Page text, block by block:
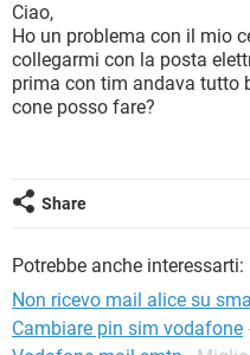
TIKTOK
HARDWARE
INSTAGRAM
TIKTOK
HARDWARE
INTRATTENIMENTO
iOS
INSTAGRAM
Ciao,
Ho un problema con il mio
collegarmi con la posta
prima con tim andava tutto
cone posso fare?
Share
Potrebbe anche interessarti:
Non ricevo mail alice su
Cambiare pin sim vodafone